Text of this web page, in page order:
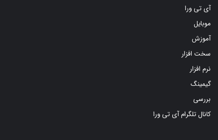
آی تی ورا
موبایل
آموزش
سخت افزار
نرم افزار
گیمینگ
بررسی
کانال تلگرام آی تی ورا